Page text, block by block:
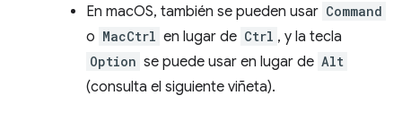
En macOS, también se pueden usar Command
o MacCtrl en lugar de Ctrl , y la tecla
Option se puede usar en lugar de Alt
(consulta el siguiente viñeta).